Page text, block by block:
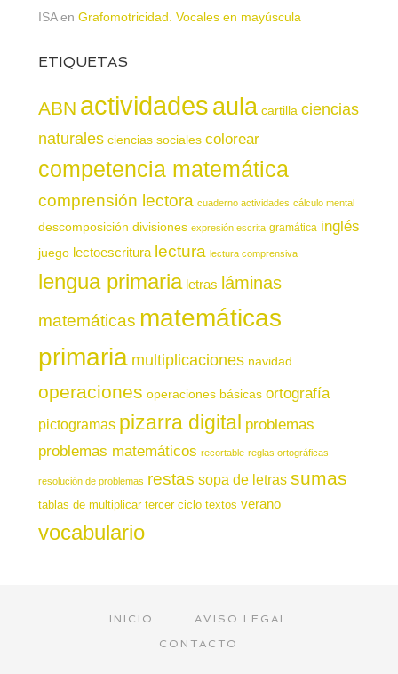
ISAen Grafomotricidad. Vocales en mayúscula
ETIQUETAS
ABN actividadesaula cartilla ciencias
naturales ciencias sociales colorear
competencia matemática
comprensión lectora cuaderno actividades cálculo mental
descomposición divisiones expresión escrita gramática inglés
juego lectoescritura lectura lectura comprensiva
lengua primaria letras láminas
matemáticas matemáticas
primaria multiplicaciones navidad
operaciones operaciones básicas ortografía
pictogramas pizarra digital problemas
problemas matemáticos recortable reglas ortográficas
resolución de problemas restas sopa de letras sumas
tablas de multiplicar tercer ciclo textos verano
vocabulario
INICIO
AVISO LEGAL
CONTACTO